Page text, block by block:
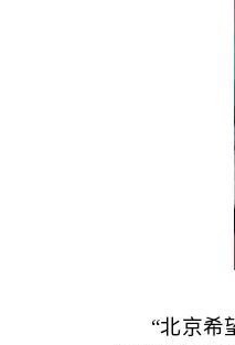
“北京希